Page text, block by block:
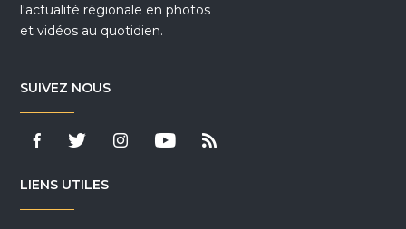
l'actualité régionale en photos
et vidéos au quotidien.
SUIVEZ NOUS
LIENS UTILES